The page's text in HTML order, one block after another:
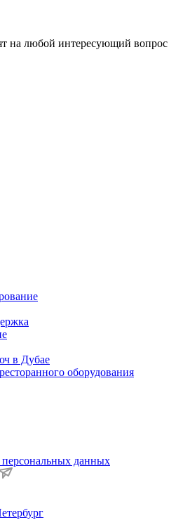
на любой интересующий вопрос
в Дубае
оборудования
данных